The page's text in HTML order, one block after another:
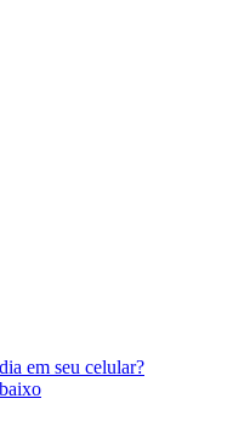
em seu celular?